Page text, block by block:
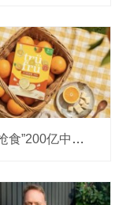
玛氏“抢食”200亿中国巧克力市场，多了个新筹码：首次引进新收购的Trü Frü，“冻干水果+巧克力”能成为零食新风口吗？